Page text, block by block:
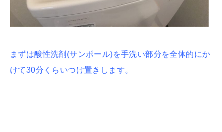
まずは酸性洗剤(サンポール)を手洗い部分を全体的にか
けて30分くらいつけ置きします。